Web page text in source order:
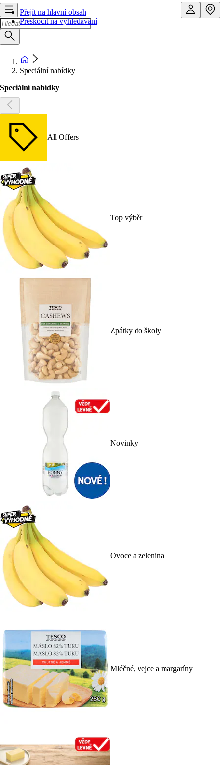
Přejít na hlavní obsah
Přeskočit na vyhledávání
Speciální nabídky
Speciální nabídky
All Offers
Top výběr
Zpátky do školy
Novinky
Ovoce a zelenina
Mléčné, vejce a margaríny